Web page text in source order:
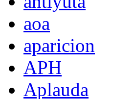
aoa
aparicion
APH
Aplauda